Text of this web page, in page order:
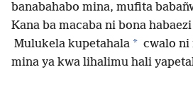
banabahabo mina, mufita
Kana ba macaba ni bona
Mulukela kupetahala * cwalo ni
mina ya kwa lihalimu hali